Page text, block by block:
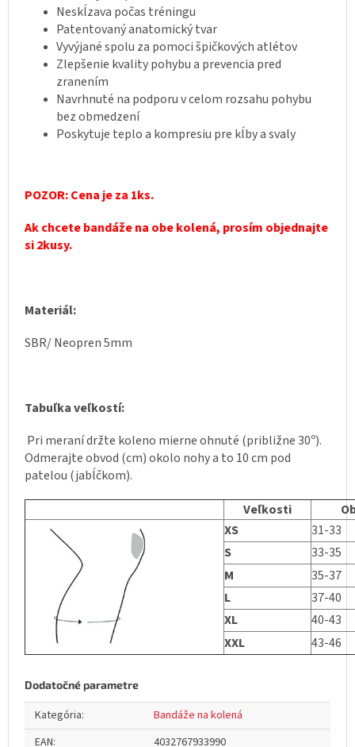
Neskĺzava počas tréningu
Patentovaný anatomický tvar
Vyvýjané spolu za pomoci špičkových atlétov
Zlepšenie kvality pohybu a prevencia pred
zranením
Navrhnuté na podporu v celom rozsahu pohybu
bez obmedzení
Poskytuje teplo a kompresiu pre kĺby a svaly
POZOR: Cena je za 1ks.
Ak chcete bandáže na obe kolená, prosím objednajte
si 2kusy.
Materiál:
SBR/ Neopren 5mm
Tabuľka veľkostí:
Pri meraní držte koleno mierne ohnuté (približne 30º).
Odmerajte obvod (cm) okolo nohy a to 10 cm pod
patelou (jabĺčkom).
Veľkosti
XS
31-33
S
33-35
M
35-37
L
37-40
XL
40-43
XXL
43-46
Dodatočné parametre
Kategória:
Bandáže na kolená
EAN: 4032767933990